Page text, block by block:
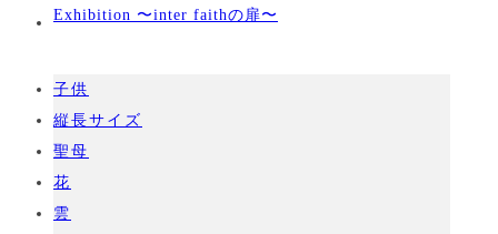
Exhibition 〜inter faithの扉〜
子供
縦長サイズ
聖母
花
雲